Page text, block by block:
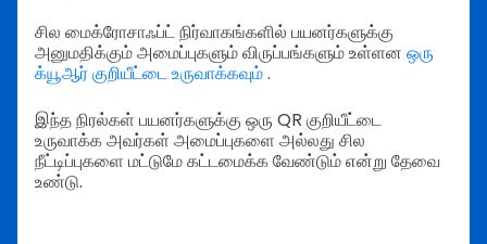
சில மைக்ரோசாஃப்ட் நிர்வாகங்களில் பயனர்களுக்கு
அனுமதிக்கும் அமைப்புகளும் விருப்பங்களும் உள்ளன ஒரு
க்யூஆர் குறியீட்டை உருவாக்கவும்.
இந்த நிரல்கள் பயனர்களுக்கு ஒரு QR குறியீட்டை
உருவாக்க அவர்கள் அமைப்புகளை அல்லது சில
நீட்டிப்புகளை மட்டுமே கட்டமைக்க வேண்டும் என்று தேவை
உண்டு.